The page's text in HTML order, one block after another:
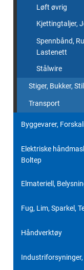
Løft øvrig
Kjettingtaljer,
Spennbånd,
Lastenett
Stålwire
Stiger, Bukker,
Transport
Byggevarer,
Elektriske
Boltep
Elmateriell,
Fug, Lim, Sparkel,
Håndverktøy